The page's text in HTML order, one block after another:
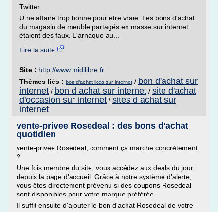
Twitter
U ne affaire trop bonne pour être vraie. Les bons d'achat
du magasin de meuble partagés en masse sur internet
étaient des faux. L'arnaque au...
Lire la suite
Site : http://www.midilibre.fr
Thèmes liés : bon d'achat ikea sur internet / bon d'achat sur
internet / bon d achat sur internet / site d'achat
d'occasion sur internet / sites d achat sur
internet
vente-privee Rosedeal : des bons d'achat
quotidien
vente-privee Rosedeal, comment ça marche concrètement
?
Une fois membre du site, vous accédez aux deals du jour
depuis la page d'accueil. Grâce à notre système d'alerte,
vous êtes directement prévenu si des coupons Rosedeal
sont disponibles pour votre marque préférée.
Il suffit ensuite d'ajouter le bon d'achat Rosedeal de votre